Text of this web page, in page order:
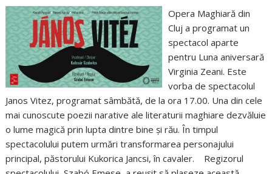
Opera Maghiară din
Cluj a programat un
spectacol aparte
pentru Luna aniversară
Virginia Zeani. Este
vorba de spectacolul
Janos Vitez, programat sâmbătă, de la ora 17.00. Una din cele
mai cunoscute poezii narative ale literaturii maghiare dezvăluie
o lume magică prin lupta dintre bine și rău. În timpul
spectacolului putem urmări transformarea personajului
principal, păstorului Kukorica Jancsi, în cavaler. Regizorul